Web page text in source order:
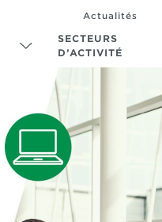
SECTEURS
D’ACTIVITÉ
Actualités